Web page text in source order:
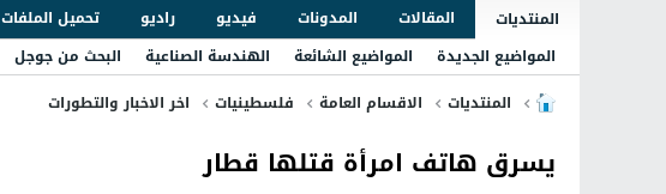
المنتديات المقالات المدونات فيديو راديو تحميل الملفات
المواضيع الجديدة
المواضيع الشائعة الهندسة الصناعية
البحث من جوجل
المنتديات
الاقسام العامة فلسطينيات اخر الاخبار والتطورات
يسرق هاتف امرأة قتلها قطار